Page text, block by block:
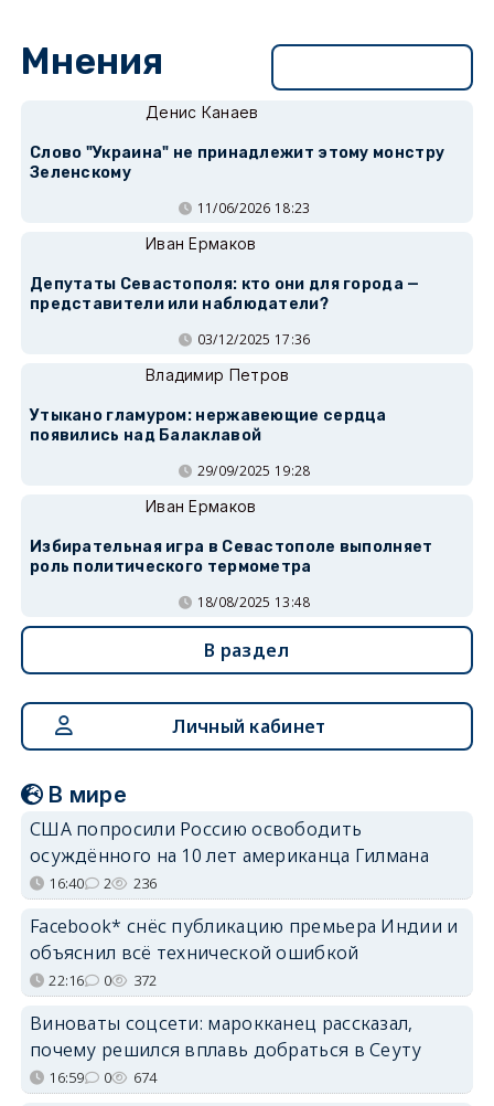
Мнения
Денис Канаев
Слово "Украина" не принадлежит этому монстру
Зеленскому
11/06/2026 18:23
Иван Ермаков
Депутаты Севастополя: кто они для города —
представители или наблюдатели?
03/12/2025 17:36
Владимир Петров
Утыкано гламуром: нержавеющие сердца
появились над Балаклавой
29/09/2025 19:28
Иван Ермаков
Избирательная игра в Севастополе выполняет
роль политического термометра
18/08/2025 13:48
В раздел
Личный кабинет
В мире
США попросили Россию освободить
осуждённого на 10 лет американца Гилмана
16:40 2 236
Facebook* снёс публикацию премьера Индии и
объяснил всё технической ошибкой
22:16 0 372
Виноваты соцсети: марокканец рассказал,
почему решился вплавь добраться в Сеуту
16:59 0 674